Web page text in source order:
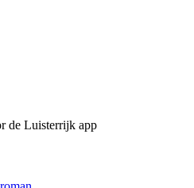
de Luisterrijk app